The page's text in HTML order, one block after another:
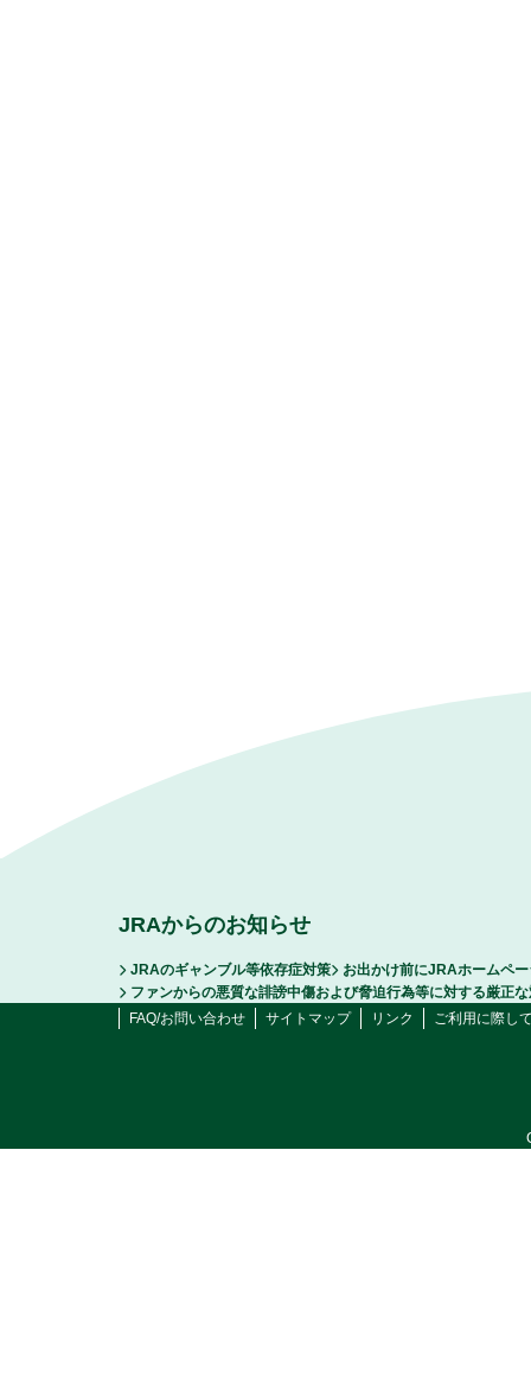
JRAからのお知らせ
JRAのギャンブル等依存症対策
お出かけ前にJRAホームペ
ファンからの悪質な誹謗中傷および脅迫行為等に対する厳正
FAQ/お問い合わせ
サイトマップ リンク ご利用に際し